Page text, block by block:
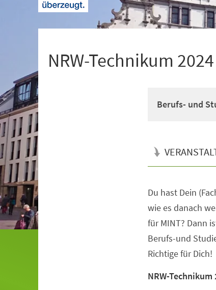
NRW-Technikum 2024
Berufs- und
Du hast Dein
wie es danach
für MINT? Dann
Berufs-und
Richtige für Dich!
NRW-Technikum